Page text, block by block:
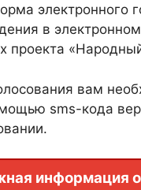
электронного
в
проекта
вам
sms-кода
информация